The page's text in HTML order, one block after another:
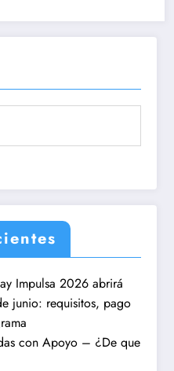
Impulsa 2026 abrirá
junio: requisitos, pago
con Apoyo – ¿De que